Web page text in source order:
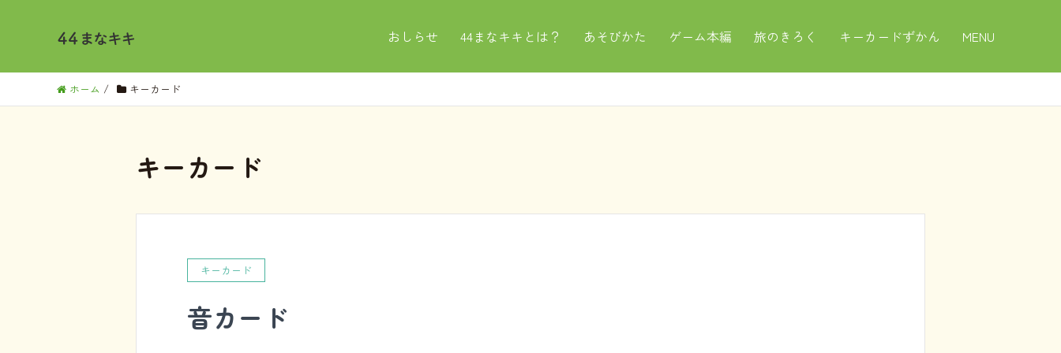
おしらせ 44まなキキとは？ あそびかた ゲーム本編 旅のきろく キーカードずかん MENU
ホーム / キーカード
キーカード
キーカード
音カード